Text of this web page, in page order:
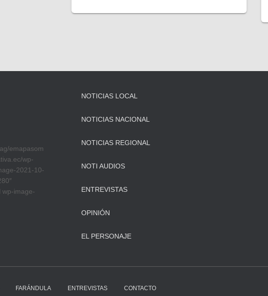
emapasom
wp-
2021-10-
wp-image-
NOTICIAS LOCAL
NOTICIAS NACIONAL
NOTICIAS REGIONAL
NOTI AUDIOS
ENTREVISTAS
OPINIÓN
EL PERSONAJE
FARÁNDULA ENTREVISTAS CONTACTO